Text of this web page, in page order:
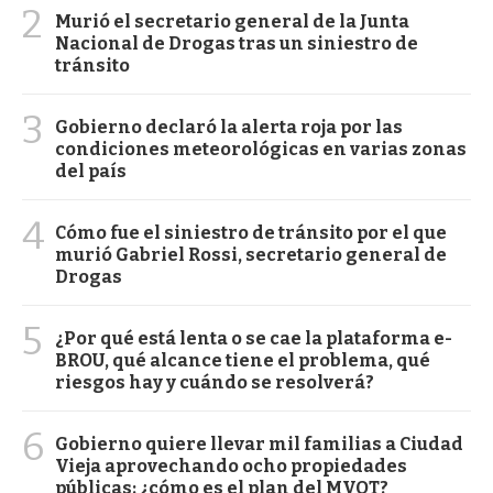
2
Murió el secretario general de la Junta
Nacional de Drogas tras un siniestro de
tránsito
3
Gobierno declaró la alerta roja por las
condiciones meteorológicas en varias zonas
del país
4 Cómo fue el siniestro de tránsito por el que
murió Gabriel Rossi, secretario general de
Drogas
5
¿Por qué está lenta o se cae la plataforma e-
BROU, qué alcance tiene el problema, qué
riesgos hay y cuándo se resolverá?
6
Gobierno quiere llevar mil familias a Ciudad
Vieja aprovechando ocho propiedades
públicas: ¿cómo es el plan del MVOT?